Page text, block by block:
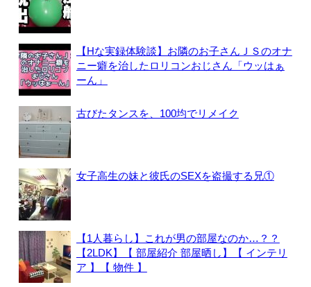
【Hな実録体験談】お隣のお子さんＪＳのオナ
ニー癖を治したロリコンおじさん「ウッはぁ
ーん」
古びたタンスを、100均でリメイク
女子高生の妹と彼氏のSEXを盗撮する兄①
【1人暮らし】これが男の部屋なのか…？？
【2LDK】【 部屋紹介 部屋晒し】【 インテリ
ア 】【 物件 】